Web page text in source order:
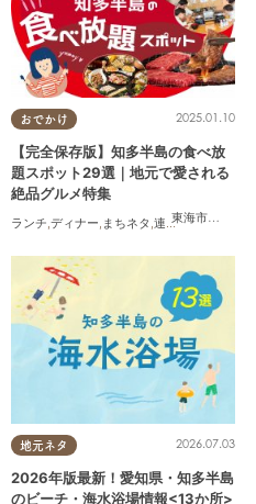
おでかけ
東海市大府市
2025.01.10
【完全保存版】知多半島の食べ放
題スポット29選｜地元で愛される
絶品グルメ特集
ランチ,ディナー, まちネタ ,連載 ,コスパ抜群
地元ネタ 2026.07.03
2026年版最新！愛知県・知多半島
のビーチ・海水浴場情報<13か所>